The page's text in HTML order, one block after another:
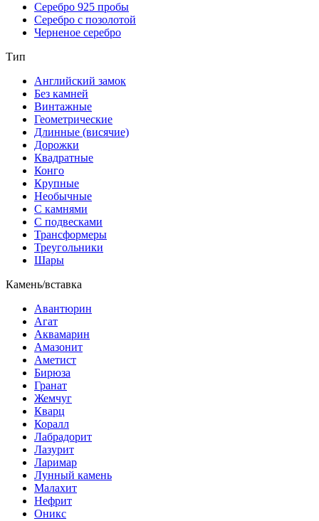
Серебро 925 пробы
Серебро с позолотой
Черненое серебро
Тип
Английский замок
Без камней
Винтажные
Геометрические
Длинные (висячие)
Дорожки
Квадратные
Конго
Крупные
Необычные
С камнями
С подвесками
Трансформеры
Треугольники
Шары
Камень/вставка
Авантюрин
Агат
Аквамарин
Амазонит
Аметист
Бирюза
Гранат
Жемчуг
Кварц
Коралл
Лабрадорит
Лазурит
Ларимар
Лунный камень
Малахит
Нефрит
Оникс